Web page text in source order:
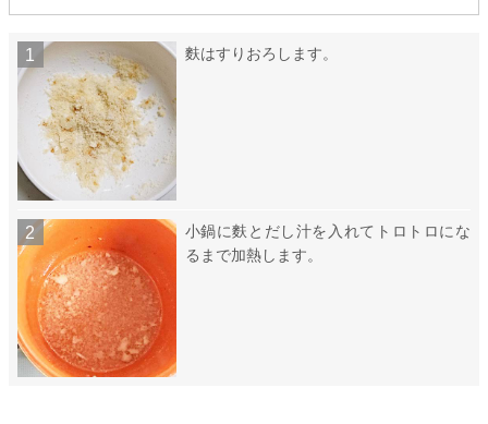
麩はすりおろします。
小鍋に麩とだし汁を入れてトロトロにな
るまで加熱します。